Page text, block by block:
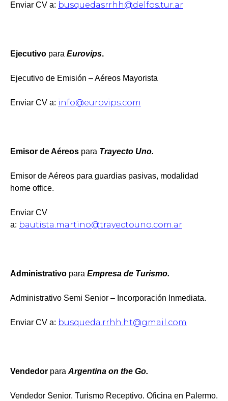
Enviar CV a: busquedasrrhh@delfos.tur.ar
Ejecutivo para Eurovips.
Ejecutivo de Emisión – Aéreos Mayorista
Enviar CV a: info@eurovips.com
Emisor de Aéreos para Trayecto Uno.
Emisor de Aéreos para guardias pasivas, modalidad
home office.
Enviar CV
a: bautista.martino@trayectouno.com.ar
Administrativo para Empresa de Turismo.
Administrativo Semi Senior – Incorporación Inmediata.
Enviar CV a: busqueda.rrhh.ht@gmail.com
Vendedor para Argentina on the Go.
Vendedor Senior. Turismo Receptivo. Oficina en Palermo.